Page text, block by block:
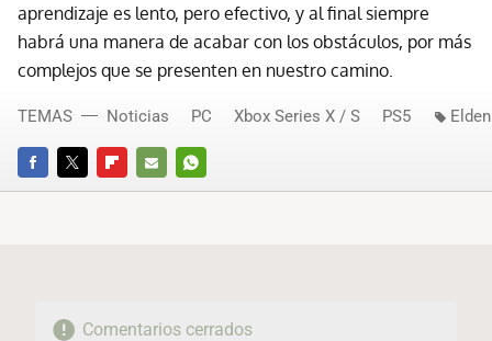
aprendizaje es lento, pero efectivo, y al final siempre
habrá una manera de acabar con los obstáculos, por más
complejos que se presenten en nuestro camino.
FACEBOOKTWITTERFLIPBOARD
E-
WHATSAPP
TEMAS Noticias PC Xbox Series X / S PS5
Comentarios cerrados